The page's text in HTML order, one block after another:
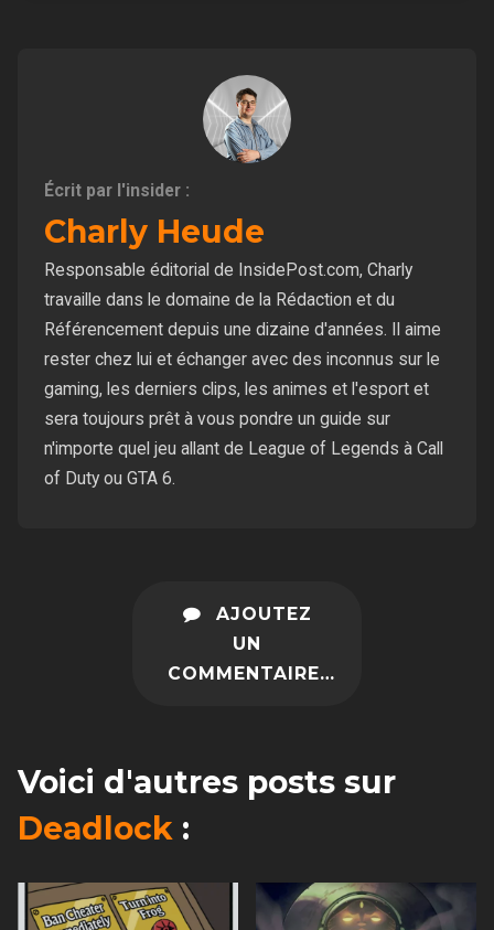
Écrit par l'insider :
Charly Heude
Responsable éditorial de InsidePost.com, Charly
travaille dans le domaine de la Rédaction et du
Référencement depuis une dizaine d'années. Il aime
rester chez lui et échanger avec des inconnus sur le
gaming, les derniers clips, les animes et l'esport et
sera toujours prêt à vous pondre un guide sur
n'importe quel jeu allant de League of Legends à Call
of Duty ou GTA 6.
AJOUTEZ
UN
COMMENTAIRE…
Voici d'autres posts sur
Deadlock :